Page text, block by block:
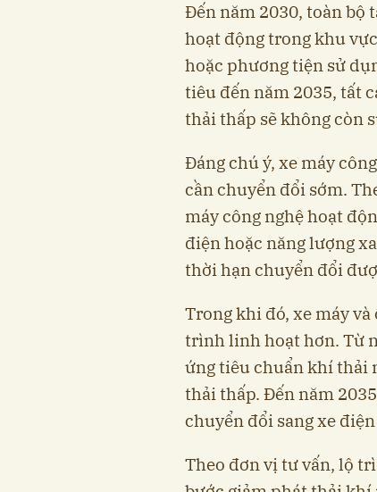
Đến năm 2030, toàn bộ
hoạt động trong khu
hoặc phương tiện sử
tiêu đến năm 2035, tất
thải thấp sẽ không còn
Đáng chú ý, xe máy
cần chuyển đổi sớm.
máy công nghệ hoạt
điện hoặc năng lượng
thời hạn chuyển đổi
Trong khi đó, xe máy
trình linh hoạt hơn. Từ
ứng tiêu chuẩn khí thải
thải thấp. Đến năm
chuyển đổi sang xe
Theo đơn vị tư vấn, lộ